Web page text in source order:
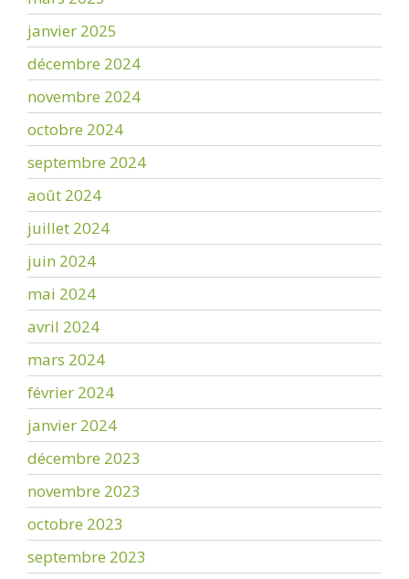
janvier 2025
décembre 2024
novembre 2024
octobre 2024
septembre 2024
août 2024
juillet 2024
juin 2024
mai 2024
avril 2024
mars 2024
février 2024
janvier 2024
décembre 2023
novembre 2023
octobre 2023
septembre 2023